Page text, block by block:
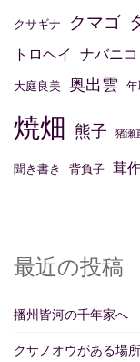
クサギナ クマゴ
トロヘイ ナバニコ
大庭良美 奥出雲 年
焼畑 熊子 猪瀬
聞き書き 背負子 茸
最近の投稿
播州皆河の千年家へ
クサノオウがある場所